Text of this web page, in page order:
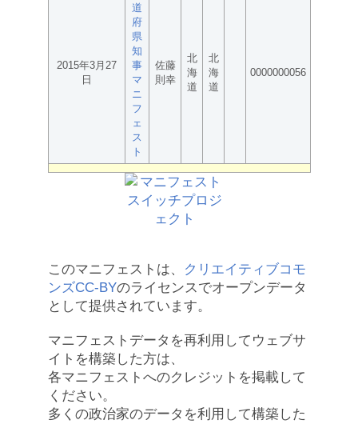
2015年3月27
日
道
府
県
知
事
マ
ニ
フ
ェ
ス
ト
佐藤
則幸
北
海
道
北
海
道
0000000056
このマニフェストは、
クリエイティブコモ
ンズCC-BYのライセンスでオープンデータ
として提供されています。
マニフェストデータを再利用してウェブサ
イトを構築した方は、
各マニフェストへのクレジットを掲載して
ください。
多くの政治家のデータを利用して構築した